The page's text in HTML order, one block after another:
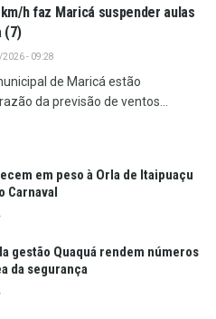
h faz Maricá suspender aulas
(7)
- 09:28
de Maricá estão
da previsão de ventos...
em peso à Orla de Itaipuaçu
Carnaval
gestão Quaquá rendem números
da segurança